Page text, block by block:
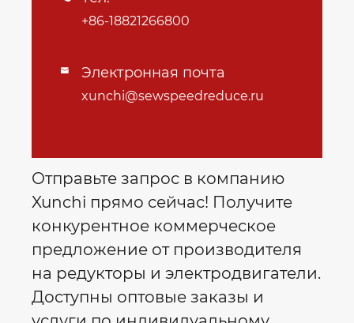
+86-18821266800
 Электронная почта
xunchi@sewspeedreduce.ru
Отправьте запрос в компанию
Xunchi прямо сейчас! Получите
конкурентное коммерческое
предложение от производителя
на редукторы и электродвигатели.
Доступны оптовые заказы и